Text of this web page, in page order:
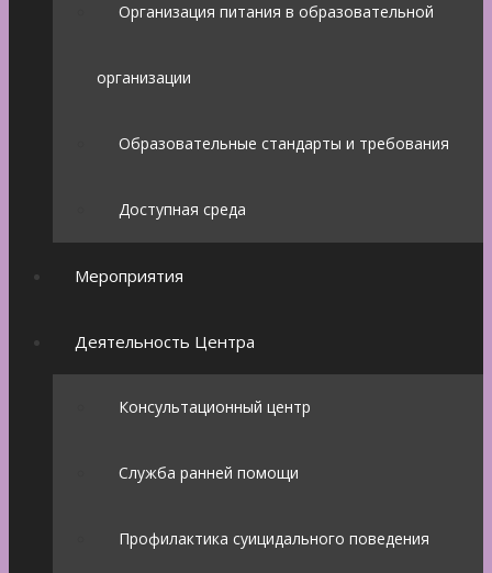
Организация питания в образовательной
организации
Образовательные стандарты и требования
Доступная среда
Мероприятия
Деятельность Центра
Консультационный центр
Служба ранней помощи
Профилактика суицидального поведения